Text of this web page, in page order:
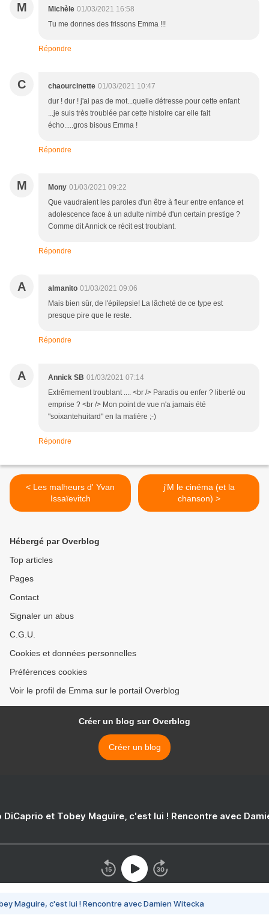
M Michèle 01/03/2021 16:58
Tu me donnes des frissons Emma !!!
Répondre
C chaourcinette 01/03/2021 10:47
dur ! dur ! j'ai pas de mot...quelle détresse pour cette enfant
...je suis très troublée par cette histoire car elle fait
écho.....gros bisous Emma !
Répondre
M Mony 01/03/2021 09:22
Que vaudraient les paroles d'un être à fleur entre enfance et
adolescence face à un adulte nimbé d'un certain prestige ?
Comme dit Annick ce récit est troublant.
Répondre
A almanito 01/03/2021 09:06
Mais bien sûr, de l'épilepsie! La lâcheté de ce type est
presque pire que le reste.
Répondre
A Annick SB 01/03/2021 07:14
Extrêmement troublant .... <br /> Paradis ou enfer ? liberté ou
emprise ? <br /> Mon point de vue n'a jamais été
"soixantehuitard" en la matière ;-)
Répondre
< Les malheurs d' Yvan
Issaïevitch
j'M le cinéma (et la
chanson) >
Hébergé par Overblog
Top articles
Pages
Contact
Signaler un abus
C.G.U.
Cookies et données personnelles
Préférences cookies
Voir le profil de Emma sur le portail Overblog
Créer un blog sur Overblog
Créer un blog
DiCaprio et Tobey Maguire, c'est lui ! Rencontre avec
Maguire, c'est lui ! Rencontre avec Damien Witecka